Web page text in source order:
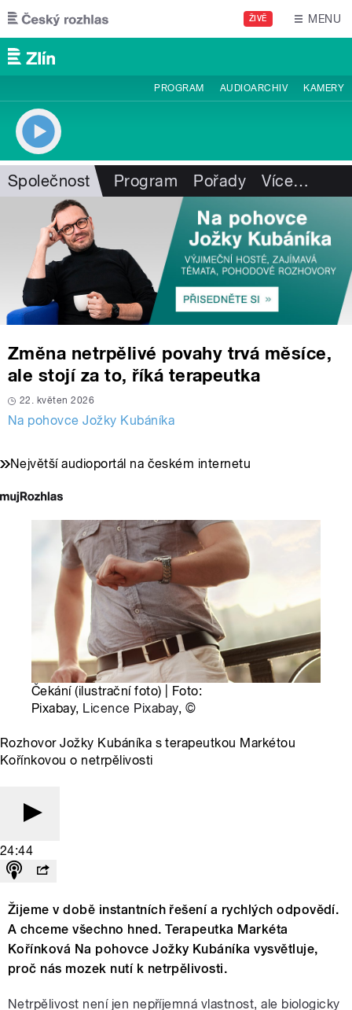
Přejít k hlavnímu obsahu
ŽIVĚ MENU
PROGRAM AUDIOARCHIV KAMERY
Společnost Program Pořady Více…
Změna netrpělivé povahy trvá měsíce,
ale stojí za to, říká terapeutka
22. květen 2026
Na pohovce Jožky Kubáníka
Největší audioportál na českém internetu
Čekání (ilustrační foto) | Foto:
Pixabay, Licence Pixabay, ©
Rozhovor Jožky Kubáníka s terapeutkou Markétou
Kořínkovou o netrpělivosti
24:44
Žijeme v době instantních řešení a rychlých odpovědí.
A chceme všechno hned. Terapeutka Markéta
Kořínková Na pohovce Jožky Kubáníka vysvětluje,
proč nás mozek nutí k netrpělivosti.
Netrpělivost není jen nepříjemná vlastnost, ale biologicky